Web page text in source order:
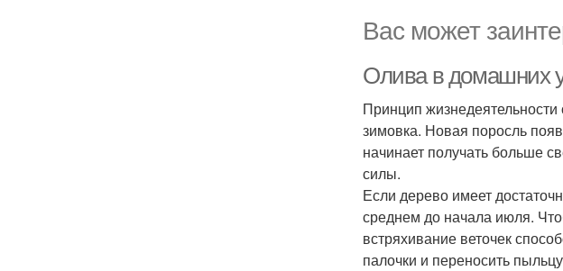
Вас может
Олива в домашних
Принцип
зимовка. Новая поросль
начинает получать больше
силы.
Если дерево имеет
среднем до начала июля.
встряхивание веточек
палочки и переносить